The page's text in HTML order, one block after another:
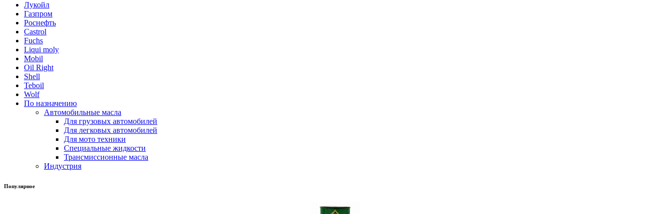
Лукойл
Газпром
Роснефть
Castrol
Fuchs
Liqui moly
Mobil
Oil Right
Shell
Teboil
Wolf
По назначению
Автомобильные масла
Для грузовых автомобилей
Для легковых автомобилей
Для мото техники
Специальные жидкости
Трансмиссионные масла
Индустрия
Популярное